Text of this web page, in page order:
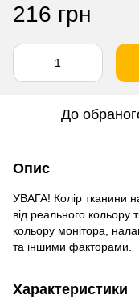
216 грн
До
Опис
УВАГА! Колір тканини
від реального
кольору монітора,
та іншими факторами.
Характеристики